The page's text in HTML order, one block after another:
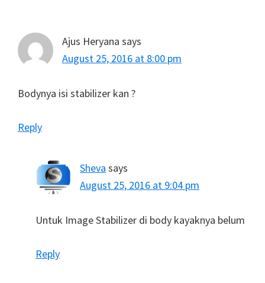
Ajus Heryana says
August 25, 2016 at 8:00 pm
Bodynya isi stabilizer kan ?
Reply
Sheva says
August 25, 2016 at 9:04 pm
Untuk Image Stabilizer di body kayaknya belum
Reply